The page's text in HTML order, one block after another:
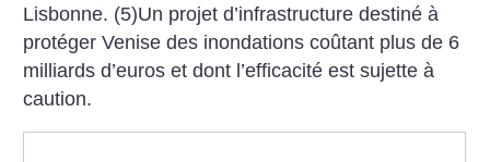
Lisbonne. (5)Un projet d’infrastructure destiné à
protéger Venise des inondations coûtant plus de 6
milliards d’euros et dont l’efficacité est sujette à
caution.